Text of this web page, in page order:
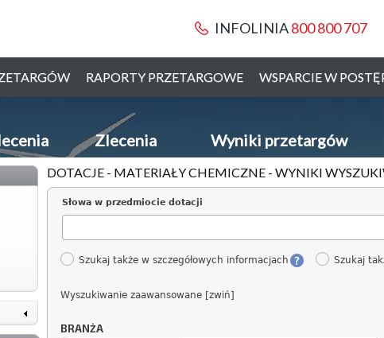
INFOLINIA800 800 707
RAPORTY PRZETARGOWE WSPARCIE W
Zlecenia Wyniki przetargów
DOTACJE - MATERIAŁY CHEMICZNE - WYNIKI
Słowa w przedmiocie dotacji
Szukaj także w szczegółowych informacjach Szukaj
Wyszukiwanie zaawansowane [zwiń]
BRANŻA